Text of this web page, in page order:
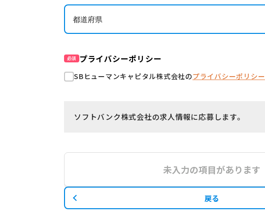
必須 プライバシーポリシー
SBヒューマンキャピタル株式会社のプライバシーポリシー
ソフトバンク株式会社の求人情報に応募します。
未入力の項目があります
戻る